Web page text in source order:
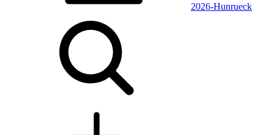
2026-Hunrueck